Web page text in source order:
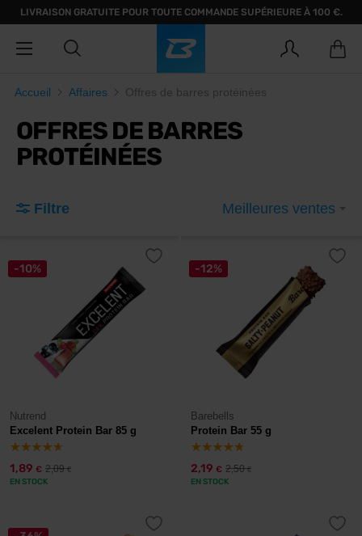
LIVRAISON GRATUITE POUR TOUTE COMMANDE SUPÉRIEURE À 100 €.
Accueil Affaires Offres de barres protéinées
OFFRES DE BARRES
PROTÉINÉES
Filtre Meilleures ventes
-10%
Nutrend
Excelent Protein Bar 85 g
1,89 € 2,09€
EN STOCK
-12%
Barebells
Protein Bar 55 g
2,19 € 2,50€
EN STOCK